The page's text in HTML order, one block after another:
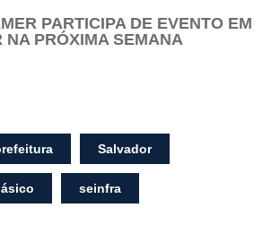
PARTICIPA DE EVENTO EM
NA PRÓXIMA SEMANA
Salvador
seinfra